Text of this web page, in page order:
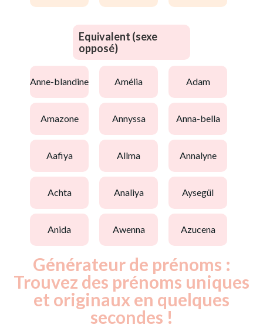
Equivalent (sexe
opposé)
anne-blandine amélia adam
amazone annyssa anna-bella
aafiya allma annalyne
achta analiya aysegül
anida awenna azucena
Générateur de prénoms :
Trouvez des prénoms uniques
et originaux en quelques
secondes !